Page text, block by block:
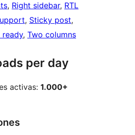
, Right sidebar, RTL
, Sticky post
ready, Two columns
per day
activas: 1.000+